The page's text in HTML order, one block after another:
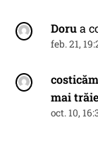
Dorua
feb. 21,
mai
oct. 10,